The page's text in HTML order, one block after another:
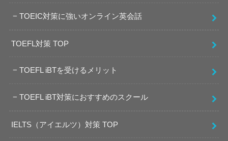
TOEIC対策に強いオンライン英会話
TOEFL対策 TOP
TOEFL iBTを受けるメリット
TOEFL iBT対策におすすめのスクール
IELTS（アイエルツ）対策 TOP